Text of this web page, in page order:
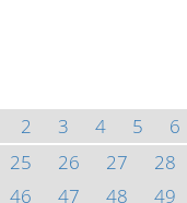
2 3 4 5 6
25 26 27 28
46 47 48 49